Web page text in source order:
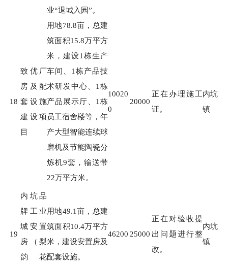
业“退城入园”。
18
致优厂
房及配
套设施
建设项
目
用地78.8亩，总建
筑面积15.8万平方
米，建设1 栋生产
车间、 1 栋产品技
术研发中心、 1 栋
产品展示厅、 1 栋
员工宿舍楼等，年
产大型智能连续球
磨机及节能陶瓷分
炼机9套，输送带
22万平方米。
10020
0
20000
正在办理施工
证。
内坑
镇
19
内坑品
牌工业
城安置
房（梨
韵花
用地49.1亩，总建
筑面积10.4万平方
米，建设安置房及
配套设施。
46200 25000
正在对验收提
出问题进行整
改。
内坑
镇